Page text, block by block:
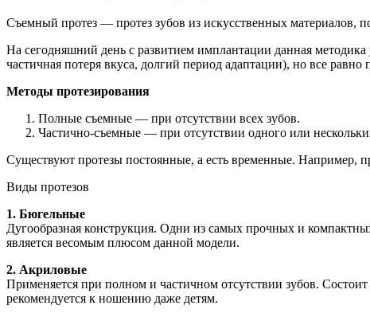
Съемный протез — протез зубов из искусственных материалов,
На сегодняшний день с развитием имплантации данная
частичная потеря вкуса, долгий период адаптации), но все
Методы протезирования
Полные съемные — при отсутствии всех зубов.
Частично-съемные — при отсутствии одного или
Существуют протезы постоянные, а есть временные. Например,
Виды протезов
1. Бюгельные
Дугообразная конструкция. Одни из самых прочных и
является весомым плюсом данной модели.
2. Акриловые
Применяется при полном и частичном отсутствии зубов.
рекомендуется к ношению даже детям.